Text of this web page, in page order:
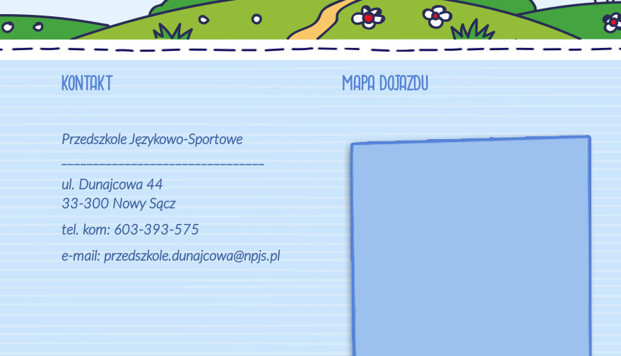
KONTAKT
Przedszkole Językowo-Sportowe
ul. Dunajcowa 44
33-300 Nowy Sącz
tel. kom: 603-393-575
e-mail: przedszkole.dunajcowa@npjs.pl
MAPA DOJAZDU